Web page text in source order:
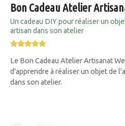
Bon Cadeau Atelier
Un cadeau DIY pour réaliser un
artisan dans son atelier
Le Bon Cadeau Atelier Artisanat
d'apprendre à réaliser un objet de
dans son atelier.